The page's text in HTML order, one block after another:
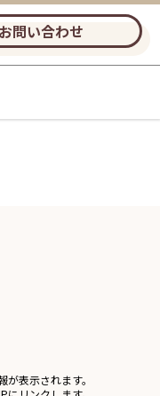
お問い合わせ
が表示されます。